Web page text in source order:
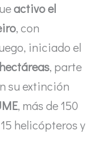
activo el
, con
iniciado el
, parte
su extinción
, más de 150
helicópteros y